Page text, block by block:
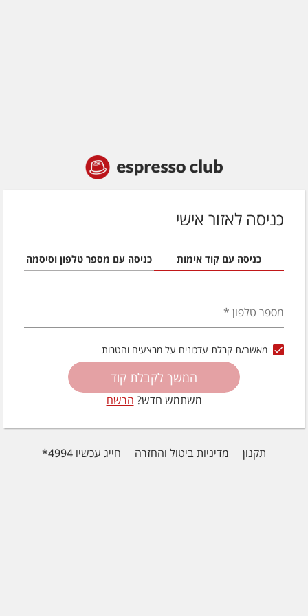
כניסה לאזור אישי
כניסה עם קוד אימות כניסה עם מספר טלפון וסיסמה
מספר טלפון *
מאשר/ת קבלת עדכונים על מבצעים והטבות
המשך לקבלת קוד
משתמש חדש? הרשם
תקנון מדיניות ביטול והחזרה חייג עכשיו 4994*